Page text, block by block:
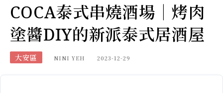
COCA泰式串燒酒場｜烤肉
塗醬DIY的新派泰式居酒屋
大安區 NINI YEH 2023-12-29